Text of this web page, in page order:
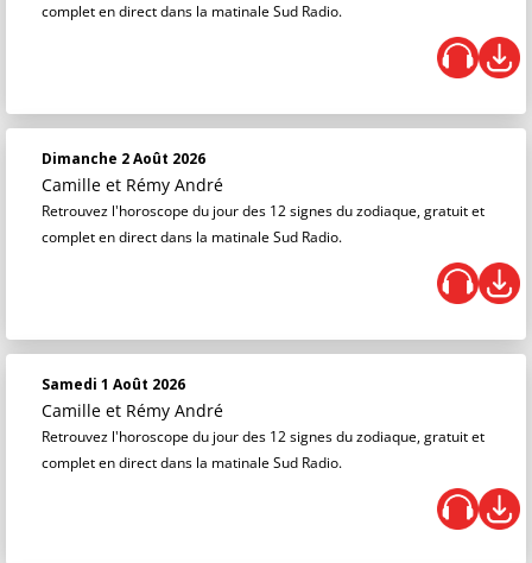
complet en direct dans la matinale Sud Radio.
Dimanche 2 Août 2026
Camille et Rémy André
Retrouvez l'horoscope du jour des 12 signes du zodiaque, gratuit et
complet en direct dans la matinale Sud Radio.
Samedi 1 Août 2026
Camille et Rémy André
Retrouvez l'horoscope du jour des 12 signes du zodiaque, gratuit et
complet en direct dans la matinale Sud Radio.